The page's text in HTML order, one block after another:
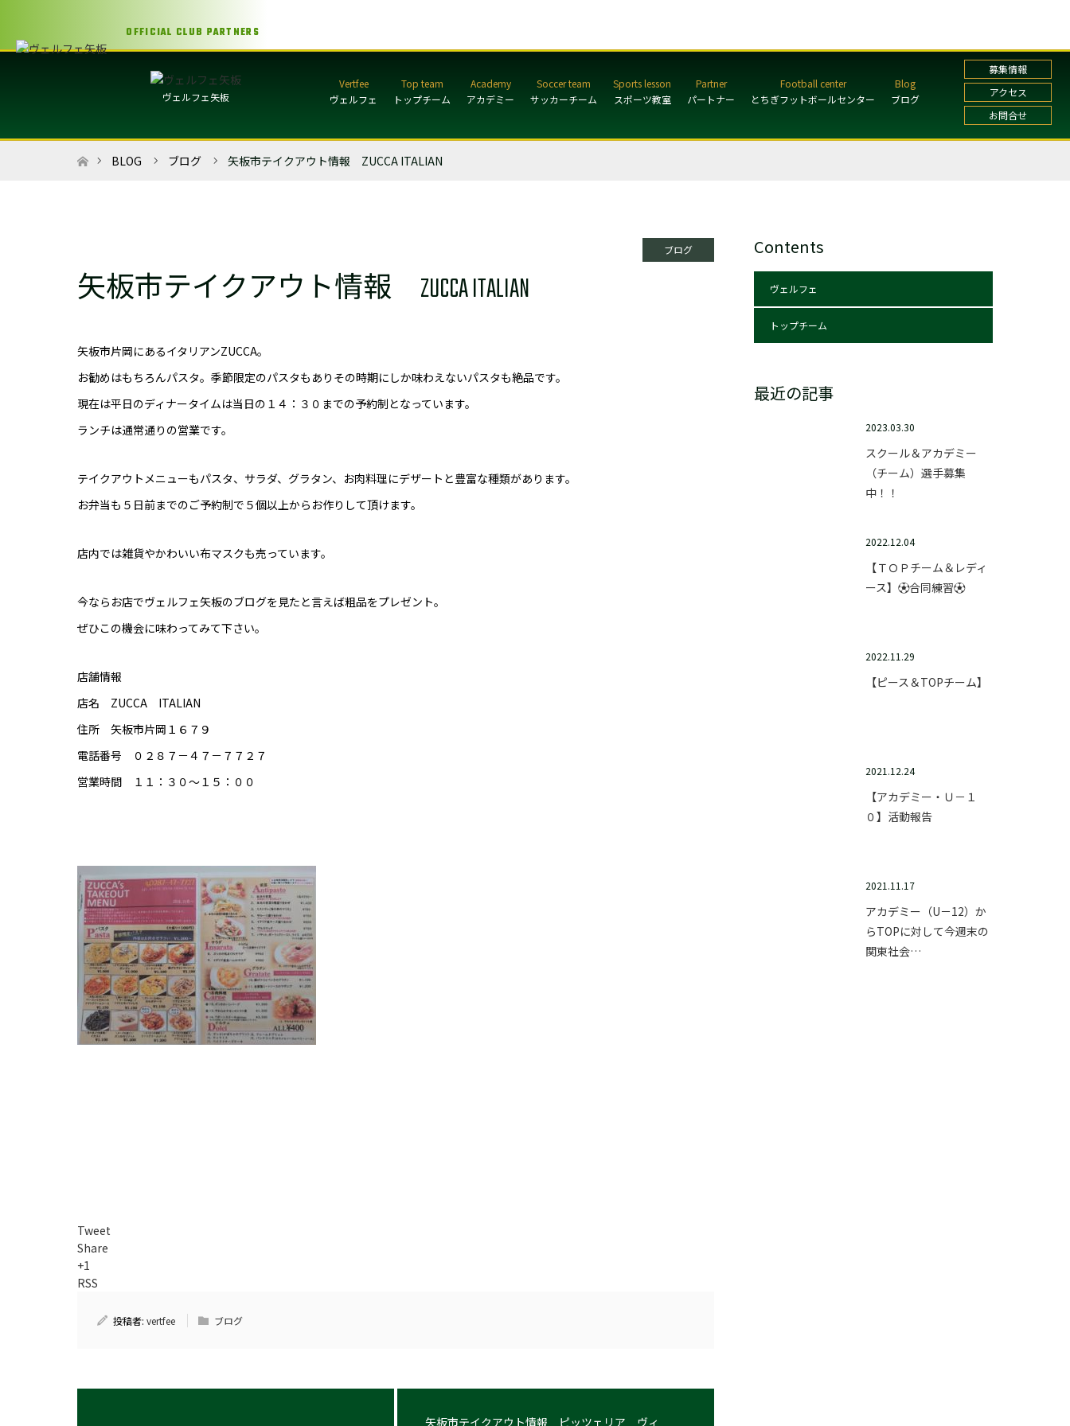
OFFICIAL CLUB PARTNERS
ヴェルフェ矢板
募集情報
アクセス
お問合せ
ヴェルフェ トップチーム アカデミー サッカーチーム スポーツ教室 パートナー とちぎフットボールセンター ブログ
ホームBLOG ブログ 矢板市テイクアウト情報 ZUCCA ITALIAN
ブログ
矢板市テイクアウト情報 ZUCCA ITALIAN
矢板市片岡にあるイタリアンZUCCA。
お勧めはもちろんパスタ。季節限定のパスタもありその時期にしか味わえないパスタも絶品です。
現在は平日のディナータイムは当日の１４：３０までの予約制となっています。
ランチは通常通りの営業です。
テイクアウトメニューもパスタ、サラダ、グラタン、お肉料理にデザートと豊富な種類があります。
お弁当も５日前までのご予約制で５個以上からお作りして頂けます。
店内では雑貨やかわいい布マスクも売っています。
今ならお店でヴェルフェ矢板のブログを見たと言えば粗品をプレゼント。
ぜひこの機会に味わってみて下さい。
店舗情報
店名 ZUCCA ITALIAN
住所 矢板市片岡１６７９
電話番号 ０２８７－４７－７７２７
営業時間 １１：３０～１５：００
Tweet
Share
+1
RSS
投稿者: vertfee ブログ
矢板市テイクアウト情報 ピッツェリア ヴィ
Contents
ヴェルフェ
トップチーム
最近の記事
2023.03.30
スクール＆アカデミー
（チーム）選手募集
中！！
2022.12.04
【ＴＯＰチーム＆レディ
ース】⚽合同練習⚽
2022.11.29
【ピース＆TOPチーム】
2021.12.24
【アカデミー・Ｕ－１
０】活動報告
2021.11.17
アカデミー（U－12）か
らTOPに対して今週末の
関東社会…